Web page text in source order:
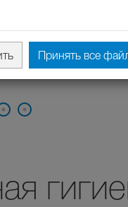
Принять все